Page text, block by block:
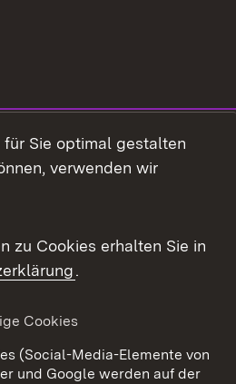
Datenschutz
Barrierefreiheit
Cookies
für Sie optimal gestalten
verwenden wir
zu Cookies erhalten Sie in
.
Cookies
(Social-Media-Elemente von
und Google werden auf der